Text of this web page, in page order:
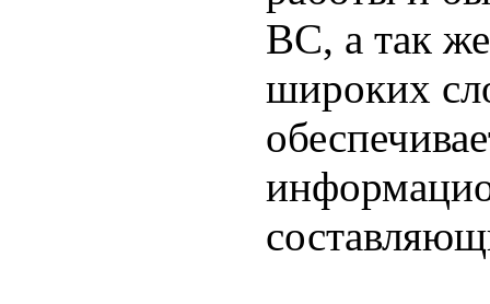
ВС, а так
широких